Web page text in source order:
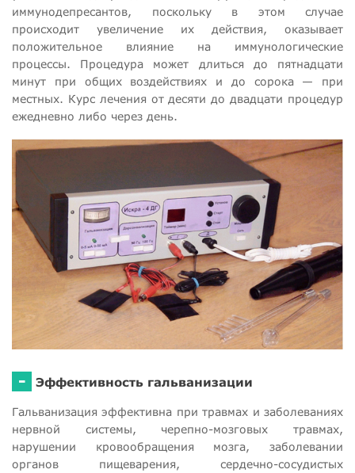
иммунодепресантов, поскольку в этом случае
происходит увеличение их действия, оказывает
положительное влияние на иммунологические
процессы. Процедура может длиться до пятнадцати
минут при общих воздействиях и до сорока — при
местных. Курс лечения от десяти до двадцати процедур
ежедневно либо через день.
- Эффективность гальванизации
Гальванизация эффективна при травмах и заболеваниях
нервной системы, черепно-мозговых травмах,
нарушении кровообращения мозга, заболевании
органов пищеварения, сердечно-сосудистых